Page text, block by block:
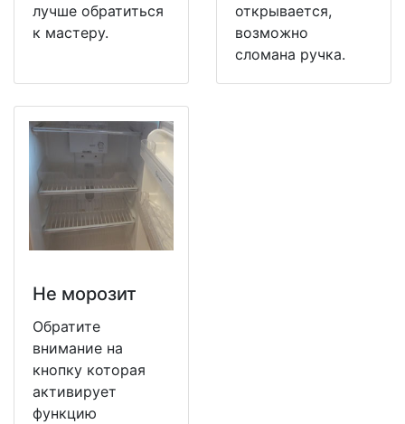
лучше обратиться
к мастеру.
открывается,
возможно
сломана ручка.
Не морозит
Обратите
внимание на
кнопку которая
активирует
функцию